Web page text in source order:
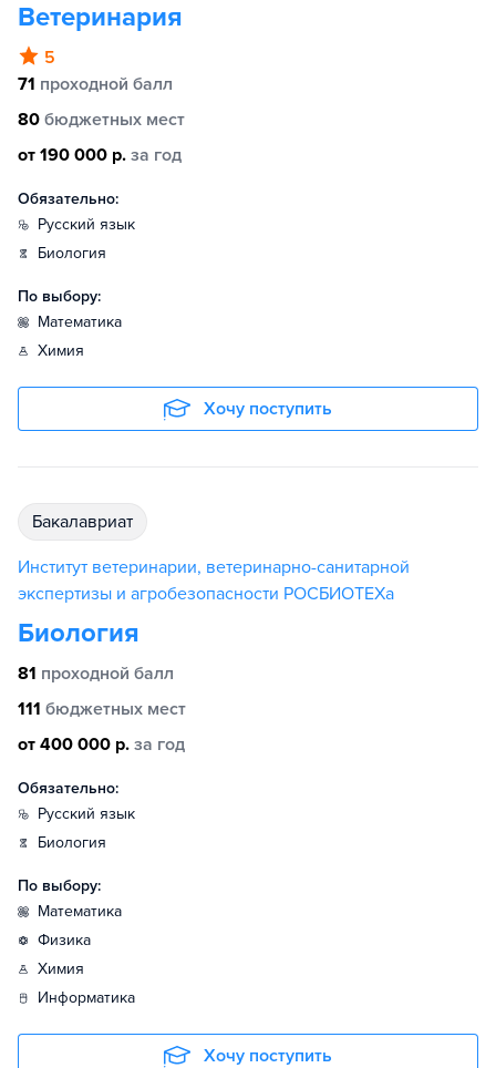
Ветеринария
5
71 проходной балл
80 бюджетных мест
от 190 000 р. за год
Обязательно:
русский язык
биология
По выбору:
математика
химия
Хочу поступить
бакалавриат
Институт ветеринарии, ветеринарно-санитарной
экспертизы и агробезопасности РОСБИОТЕХа
Биология
81 проходной балл
111 бюджетных мест
от 400 000 р. за год
Обязательно:
русский язык
биология
По выбору:
математика
физика
химия
информатика
Хочу поступить